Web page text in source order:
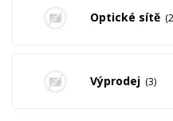
Optické sítě
Výprodej 3